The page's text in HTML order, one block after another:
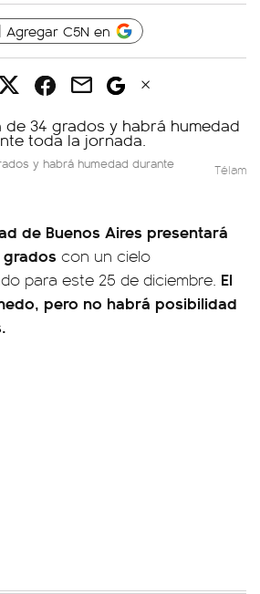
Agregar C5N en
y habrá humedad durante Télam
de Buenos Aires presentará
grados con un cielo
para este 25 de diciembre. El
pero no habrá posibilidad